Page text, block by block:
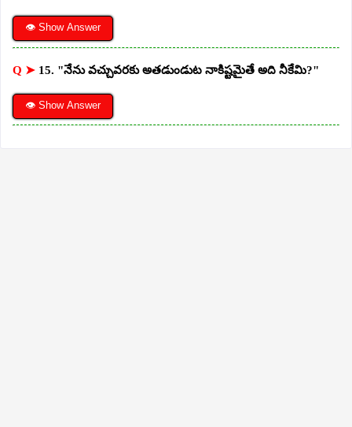
👁 Show Answer
Q ➤ 15. "నేను వచ్చువరకు అతడుండుట నాకిష్టమైతే అది నీకేమి?"
👁 Show Answer